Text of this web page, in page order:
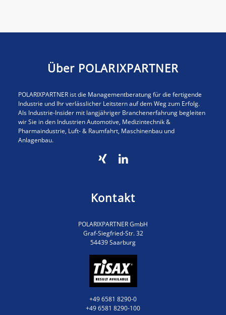
Über POLARIXPARTNER
POLARIXPARTNER ist die Managementberatung für die fertigende
Industrie und Ihr verlässlicher Leitstern auf dem Weg zum Erfolg.
Als Industrie-Insider mit langjähriger Branchenerfahrung begleiten
wir Sie in den Industrien Automotive, Medizintechnik &
Pharmaindustrie, Luft- & Raumfahrt, Maschinenbau und
Anlagenbau.
Kontakt
POLARIXPARTNER GmbH
Graf-Siegfried-Str. 32
54439 Saarburg
+49 6581 8290-0
+49 6581 8290-100